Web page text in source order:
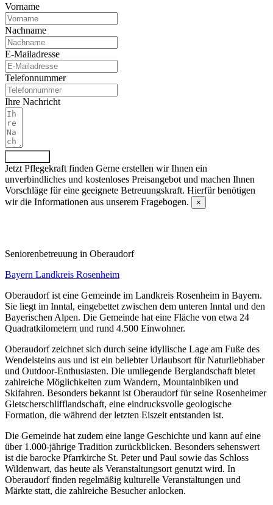
Vorname
Nachname
E-Mailadresse
Telefonnummer
Ihre Nachricht
Jetzt Pflegekraft finden Gerne erstellen wir Ihnen ein
unverbindliches und kostenloses Preisangebot und machen Ihnen
Vorschläge für eine geeignete Betreuungskraft. Hierfür benötigen
wir die Informationen aus unserem Fragebogen.
×
Senioren­betreuung in Oberaudorf
Bayern Landkreis Rosenheim
Oberaudorf ist eine Gemeinde im Landkreis Rosenheim in Bayern.
Sie liegt im Inntal, eingebettet zwischen dem unteren Inntal und den
Bayerischen Alpen. Die Gemeinde hat eine Fläche von etwa 24
Quadratkilometern und rund 4.500 Einwohner.
Oberaudorf zeichnet sich durch seine idyllische Lage am Fuße des
Wendelsteins aus und ist ein beliebter Urlaubsort für Naturliebhaber
und Outdoor-Enthusiasten. Die umliegende Berglandschaft bietet
zahlreiche Möglichkeiten zum Wandern, Mountainbiken und
Skifahren. Besonders bekannt ist Oberaudorf für seine Rosenheimer
Gletscherschlifflandschaft, eine eindrucksvolle geologische
Formation, die während der letzten Eiszeit entstanden ist.
Die Gemeinde hat zudem eine lange Geschichte und kann auf eine
über 1.000-jährige Tradition zurückblicken. Besonders sehenswert
ist die barocke Pfarrkirche St. Peter und Paul sowie das Schloss
Wildenwart, das heute als Veranstaltungsort genutzt wird. In
Oberaudorf finden regelmäßig kulturelle Veranstaltungen und
Märkte statt, die zahlreiche Besucher anlocken.